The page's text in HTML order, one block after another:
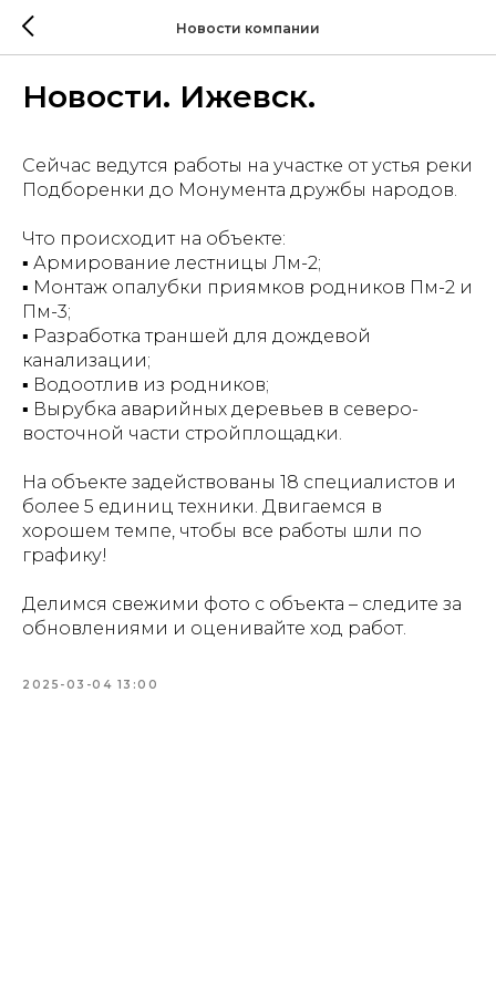
Новости компании
Новости. Ижевск.
Сейчас ведутся работы на участке от устья реки
Подборенки до Монумента дружбы народов.
Что происходит на объекте:
▪ Армирование лестницы Лм-2;
▪ Монтаж опалубки приямков родников Пм-2 и
Пм-3;
▪ Разработка траншей для дождевой
канализации;
▪ Водоотлив из родников;
▪ Вырубка аварийных деревьев в северо-
восточной части стройплощадки.
На объекте задействованы 18 специалистов и
более 5 единиц техники. Двигаемся в
хорошем темпе, чтобы все работы шли по
графику!
Делимся свежими фото с объекта – следите за
обновлениями и оценивайте ход работ.
2025-03-04 13:00